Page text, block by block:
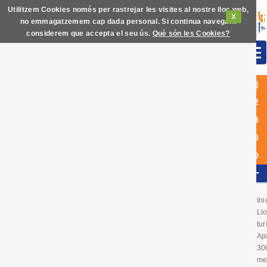
Utilitzem Cookies només per rastrejar les visites al nostre lloc web,
no emmagatzemem cap dada personal. Si continua navegant
considerem que accepta el seu ús.
X
Què són les Cookies?
(+34)
972
63
60
40